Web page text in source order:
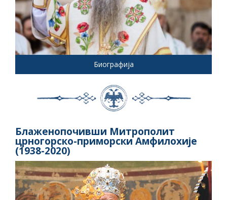
Биографија
Блаженопочивши Митрополит
црногорско-приморски Амфилохије
(1938-2020)